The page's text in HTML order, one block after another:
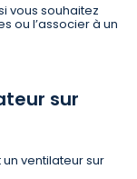
vous souhaitez
ou l’associer à un
sur
ventilateur sur